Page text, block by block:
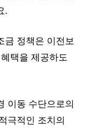
.
금 정책은 이전보
택을 제공하도
이동 수단으로의
극적인 조치의